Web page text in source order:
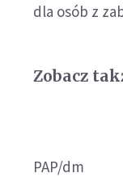
dla osób z
Zobacz
PAP/dm